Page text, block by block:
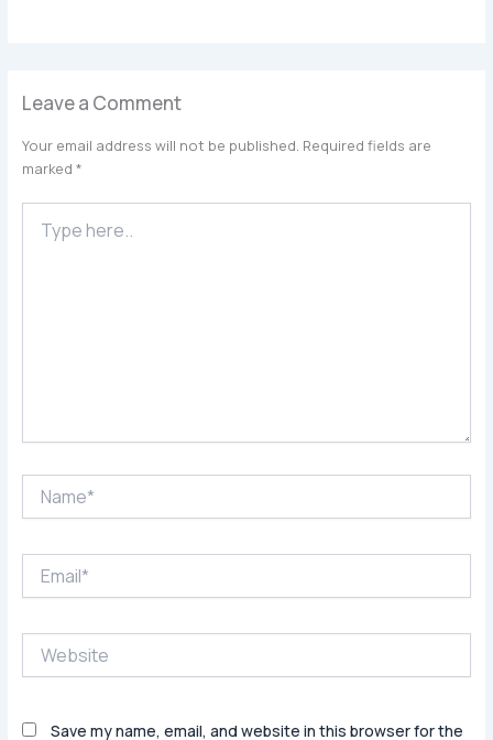
Leave a Comment
Your email address will not be published. Required fields are
marked *
here..
Save my name, email, and website in this browser for the